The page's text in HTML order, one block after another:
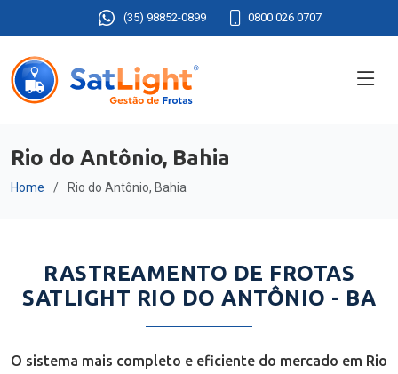
(35) 98852-0899 0800 026 0707
Rio do Antônio, Bahia
Home Rio do Antônio, Bahia
RASTREAMENTO DE FROTAS
SATLIGHT RIO DO ANTÔNIO - BA
O sistema mais completo e eficiente do mercado em Rio